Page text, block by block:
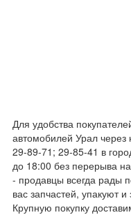
Для удобства
автомобилей Урал через
29-89-71; 29-85-41 в
до 18:00 без перерыва
- продавцы всегда рады
вас запчастей, упакуют и
Крупную покупку